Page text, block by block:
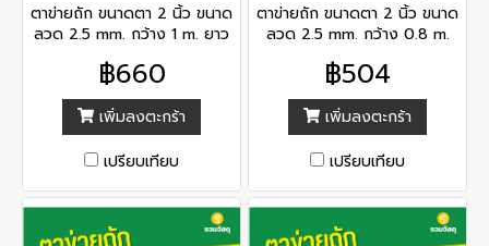
ตาข่ายถัก ขนาดตา 2 นิ้ว ขนาด
ลวด 2.5 mm. กว้าง 1 m. ยาว
10 m. น้ำหนัก 16.05 kg.
฿660
เพิ่มลงตะกร้า
เปรียบเทียบ
ตาข่ายถัก ขนาดตา 2 นิ้ว ขนาด
ลวด 2.5 mm. กว้าง 0.8 m.
ยาว 10 m. น้ำหนัก 12.84 kg.
฿504
เพิ่มลงตะกร้า
เปรียบเทียบ